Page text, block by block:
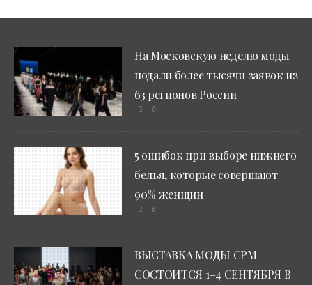
На Московскую неделю моды
подали более тысячи заявок из
63 регионов России
0
5 ошибок при выборе нижнего
белья, которые совершают
90% женщин
0
ВЫСТАВКА МОДЫ CPM
СОСТОИТСЯ 1–4 СЕНТЯБРЯ В